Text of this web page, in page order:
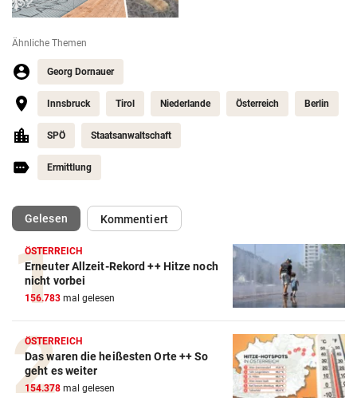
Ähnliche Themen
Georg Dornauer
Innsbruck Tirol Niederlande Österreich Berlin
SPÖ Staatsanwaltschaft
Ermittlung
Gelesen(ausgewählt)Kommentiert
ÖSTERREICH
Erneuter Allzeit-Rekord ++ Hitze noch
nicht vorbei
156.783 mal gelesen
ÖSTERREICH
Das waren die heißesten Orte ++ So
geht es weiter
154.378 mal gelesen